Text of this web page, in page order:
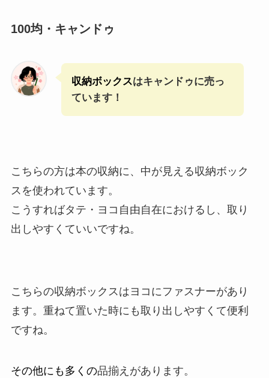
100均・キャンドゥ
収納ボックスはキャンドゥに売っ
ています！
こちらの方は本の収納に、中が見える収納ボック
スを使われています。
こうすればタテ・ヨコ自由自在におけるし、取り
出しやすくていいですね。
こちらの収納ボックスはヨコにファスナーがあり
ます。重ねて置いた時にも取り出しやすくて便利
ですね。
その他にも多くの品揃えがあります。